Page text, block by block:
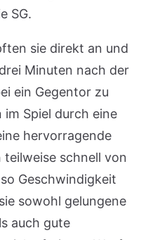
SG.
sie direkt an und
Minuten nach der
ein Gegentor zu
im Spiel durch eine
hervorragende
schnell von
Geschwindigkeit
sowohl gelungene
auch gute